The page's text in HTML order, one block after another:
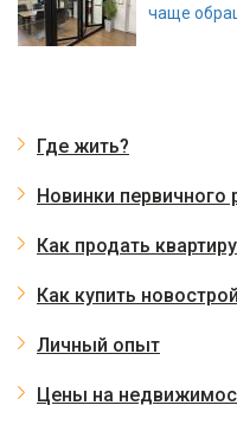
чаще
Где жить?
Новинки первичного
Как продать квартиру
Как купить
Личный опыт
Цены на